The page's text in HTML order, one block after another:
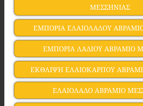
ΜΕΣΣΗΝΙΑΣ
ΕΜΠΟΡΙΑ ΕΛΑΙΟΛΑΔΟΥ
ΕΜΠΟΡΙΑ ΛΑΔΙΟΥ ΑΒΡΑΜΙΟ
ΕΚΘΛΙΨΗ ΕΛΑΙΟΚΑΡΠΟΥ
ΕΛΑΙΟΛΑΔΟ ΑΒΡΑΜΙΟ